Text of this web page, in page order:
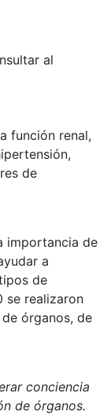
al
función renal,
de
importancia de
a
de
se realizaron
órganos, de
conciencia
de órganos.